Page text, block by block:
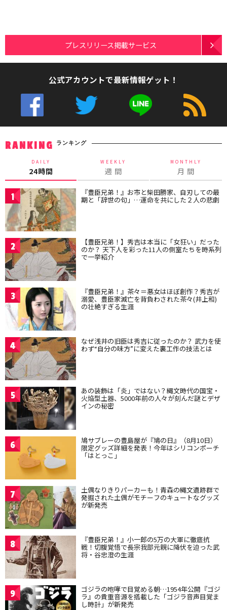
プレスリリース掲載サービス
公式アカウントで最新情報ゲット！
RANKING ランキング
DAILY
24時間
WEEKLY
週 間
MONTHLY
月 間
1 『豊臣兄弟！』お市と柴田勝家、自刃しての最
期と「辞世の句」…運命を共にした２人の悲劇
2 【豊臣兄弟！】秀吉は本当に「女狂い」だった
のか？ 天下人を彩った11人の側室たちを時系列
で一挙紹介
3 『豊臣兄弟！』茶々＝悪女はほぼ創作？秀吉が
溺愛、豊臣家滅亡を背負わされた茶々(井上和)
の壮絶すぎる生涯
4 なぜ浅井の旧臣は秀吉に従ったのか？ 武力を使
わず“自分の味方”に変えた裏工作の技法とは
5 あの装飾は「炎」ではない？縄文時代の国宝・
火焔型土器、5000年前の人々が刻んだ謎とデザ
インの秘密
6 鳩サブレーの豊島屋が『鳩の日』（8月10日）
限定グッズ詳細を発表！今年はシリコンポーチ
「はとっこ」
7 土偶なりきりパーカーも！青森の縄文遺跡群で
発掘された土偶がモチーフのキュートなグッズ
が新発売
8 『豊臣兄弟！』小一郎の5万の大軍に徹底抗
戦！切腹覚悟で長宗我部元親に降伏を迫った武
将・谷忠澄の生涯
9 ゴジラの咆哮で目覚める朝…1954年公開『ゴジ
ラ』の貴重音源を搭載した「ゴジラ音声目覚ま
し時計」が新発売